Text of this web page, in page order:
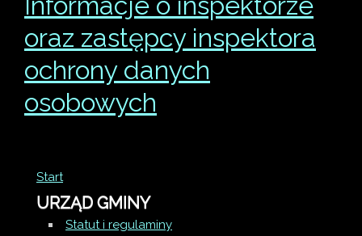
oraz zastępcy inspektora
ochrony danych
osobowych
Start
URZĄD GMINY
Statut i regulaminy